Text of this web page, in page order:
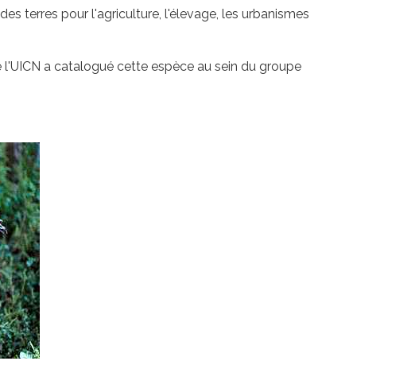
terres pour l'agriculture, l'élevage, les urbanismes
a catalogué cette espèce au sein du groupe